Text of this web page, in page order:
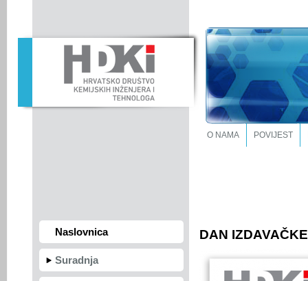
O NAMA POVIJEST
Naslovnica
Suradnja
DAN